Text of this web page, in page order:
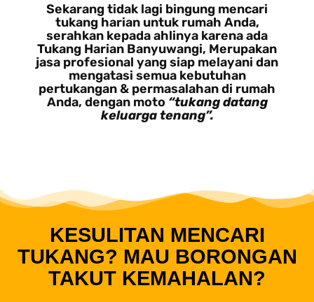
Sekarang tidak lagi bingung mencari
tukang harian untuk rumah Anda,
serahkan kepada ahlinya karena ada
Tukang Harian Banyuwangi, Merupakan
jasa profesional yang siap melayani dan
mengatasi semua kebutuhan
pertukangan & permasalahan di rumah
Anda, dengan moto “tukang datang
keluarga tenang”.
KESULITAN MENCARI
TUKANG? MAU BORONGAN
TAKUT KEMAHALAN?